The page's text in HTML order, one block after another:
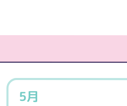
5月